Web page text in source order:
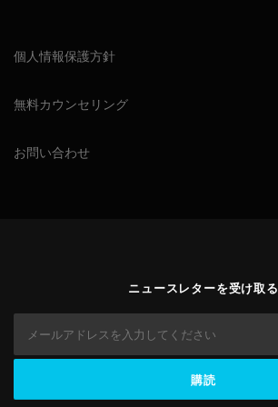
個人情報保護方針
無料カウンセリング
お問い合わせ
ニュースレターを受け取る